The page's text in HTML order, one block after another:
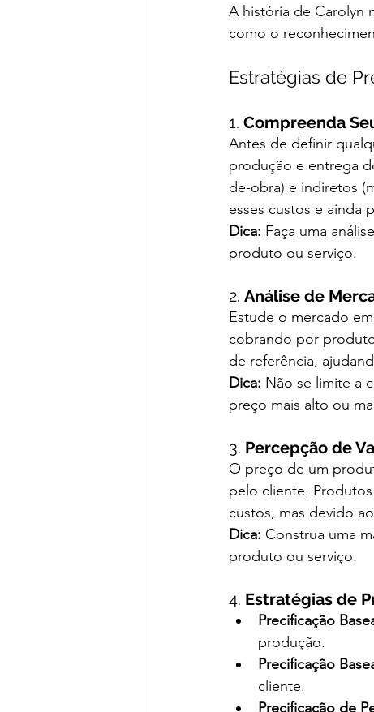
A história de Carolyn
como o
Estratégias de
1. Compreenda
Antes de definir
produção e entrega
de-obra) e indiretos
esses custos e ainda
Dica: Faça uma
produto ou serviço.
2. Análise de
Estude o mercado
cobrando por
de referência,
Dica: Não se limite a
preço mais alto ou
3. Percepção de
O preço de um
pelo cliente.
custos, mas devido
Dica: Construa uma
produto ou serviço.
4. Estratégias de
Precificação
produção.
Precificação
cliente.
Precificação de